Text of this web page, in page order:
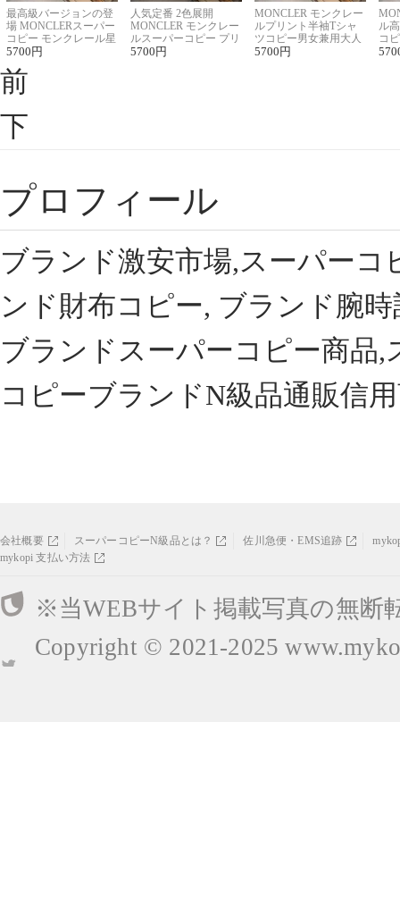
最高級バージョンの登
場 MONCLERスーパー
コピー モンクレール星
座半袖Tシャツ
5700 円
人気定番 2色展開
MONCLER モンクレー
ルスーパーコピー プリ
ント半袖Tシャツ
5700 円
MONCLER モンクレー
ルプリント半袖Tシャ
ツコピー男女兼用大人
可愛い春夏コーデ
5700 円
ル
コ
ィ
前
下
プロフィール
ブランド激安市場,スーパー
ンド財布コピー, ブランド腕
ブランドスーパーコピー商品
コピーブランドN級品通販信
会社概要 スーパーコピーN級品とは？ 佐川急便・EMS追跡
mykopi 支払い方法
※当WEBサイト掲載写真の無断
Copyright © 2021-2025